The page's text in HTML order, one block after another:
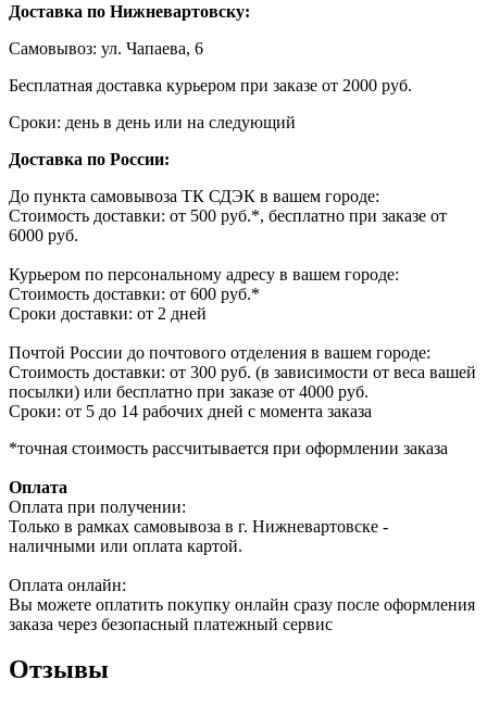
Доставка по Нижневартовску:
Самовывоз: ул. Чапаева, 6
Бесплатная доставка курьером при заказе от 2000 руб.
Сроки: день в день или на следующий
Доставка по России:
До пункта самовывоза ТК СДЭК в вашем городе:
Стоимость доставки: от 500 руб.*, бесплатно при заказе от
6000 руб.
Курьером по персональному адресу в вашем городе:
Стоимость доставки: от 600 руб.*
Сроки доставки: от 2 дней
Почтой России до почтового отделения в вашем городе:
Стоимость доставки: от 300 руб. (в зависимости от веса вашей
посылки) или бесплатно при заказе от 4000 руб.
Сроки: от 5 до 14 рабочих дней с момента заказа
*точная стоимость рассчитывается при оформлении заказа
Оплата
Оплата при получении:
Только в рамках самовывоза в г. Нижневартовске -
наличными или оплата картой.
Оплата онлайн:
Вы можете оплатить покупку онлайн сразу после оформления
заказа через безопасный платежный сервис
Отзывы